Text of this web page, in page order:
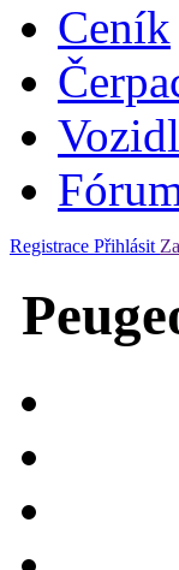
Ceník
Registrace Přihlásit